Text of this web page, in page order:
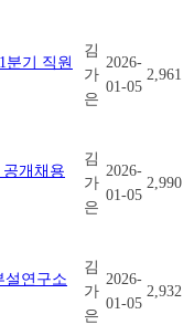
분기 직원
김
가
은
2026-
01-05
2,961
개채용
김
가
은
2026-
01-05
2,990
설연구소
김
가
은
2026-
01-05
2,932